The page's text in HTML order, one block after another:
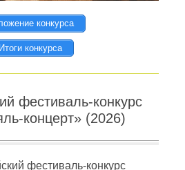
конкурса
Итоги конкурса
фестиваль-конкурс
концерт» (2026)
фестиваль-конкурс